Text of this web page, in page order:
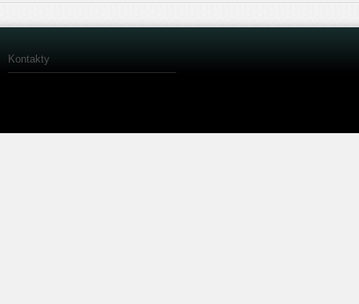
Kontakty